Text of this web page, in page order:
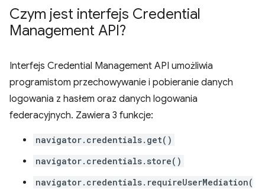
Czym jest interfejs Credential
Management API?
Interfejs Credential Management API umożliwia
programistom przechowywanie i pobieranie danych
logowania z hasłem oraz danych logowania
federacyjnych. Zawiera 3 funkcje:
navigator.credentials.get()
navigator.credentials.store()
navigator.credentials.requireUserMediation(